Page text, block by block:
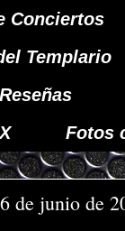
Conciertos
Templario
Reseñas
X Fotos
de junio de